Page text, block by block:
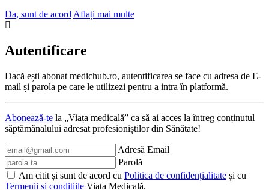
Da, sunt de acord Aflați mai multe
Autentificare
Dacă ești abonat medichub.ro, autentificarea se face cu adresa de E-
mail și parola pe care le utilizezi pentru a intra în platformă.
Abonează-te la „Viața medicală” ca să ai acces la întreg conținutul
săptămânalului adresat profesioniștilor din Sănătate!
Adresă Email
Parolă
Am citit și sunt de acord cu Politica de confidențialitate și cu
Termenii și condițiile Viata Medicală.